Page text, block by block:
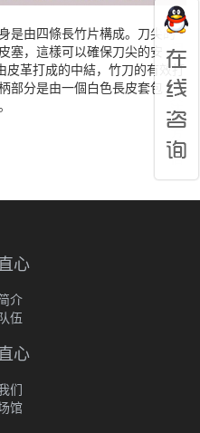
是由四條長竹片構成。刀尖的
塞，這樣可以確保刀尖的安
革打成的中結，竹刀的有效打
分是由一個白色長皮套包
心
介
伍
心
们
馆